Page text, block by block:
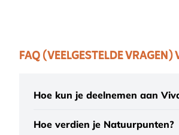
FAQ (VEELGESTELDE
Hoe kun je deelnemen aan
Hoe verdien je Natuurpunten?